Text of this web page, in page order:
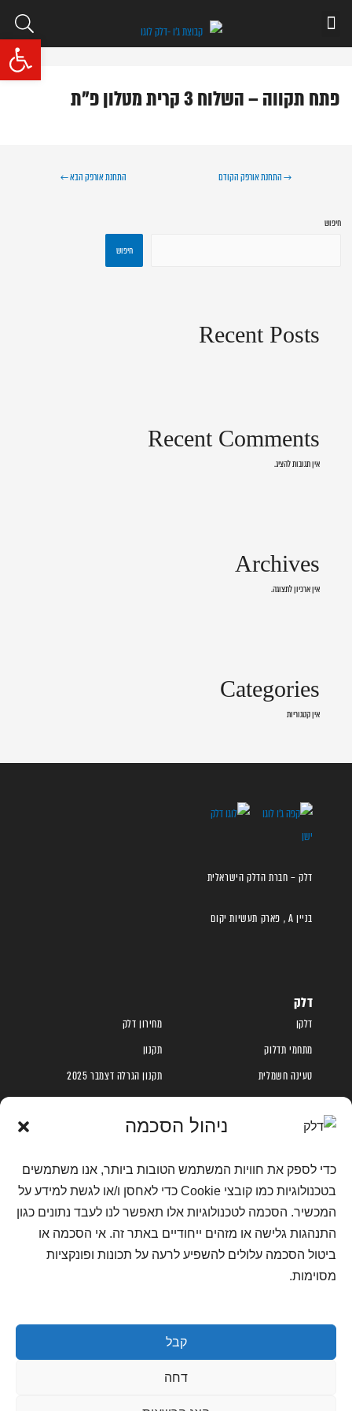
פתח סרגל
ניהול הסכמה
כדי לספק את חוויות המשתמש הטובות ביותר, אנו משתמשים
בטכנולוגיות כמו קובצי Cookie כדי לאחסן ו/או לגשת למידע על
המכשיר. הסכמה לטכנולוגיות אלו תאפשר לנו לעבד נתונים כגון
התנהגות גלישה או מזהים ייחודיים באתר זה. אי הסכמה או
ביטול הסכמה עלולים להשפיע לרעה על תכונות ופונקציות
מסוימות.
קבל
דחה
פתח תקווה – השלוח 3 קרית מטלון פ"ת
→התחנת אורפק הקודם התחנת אורפק הבא←
חיפוש
חיפוש
Recent Posts
Recent Comments
אין תגובות להציג.
Archives
אין ארכיון לתצוגה.
Categories
אין קטגוריות
דלק – חברת הדלק הישראלית
בניין A , פארק תעשיות יקום
דלק
דלקן
מתחמי תדלוק
טעינה חשמלית
אודות
הקוד האתי
מחירון דלק
תקנון
תקנון הגרלה דצמבר 2025
תקנון פעילות טעינה ראשונה
נגישות בחברת דלק
מדיניות פרטיות מועדון לקוחות
מדיניות פרטיות למועמדים לעבודה
שאלות ותשובות
צור קשר
דרושים